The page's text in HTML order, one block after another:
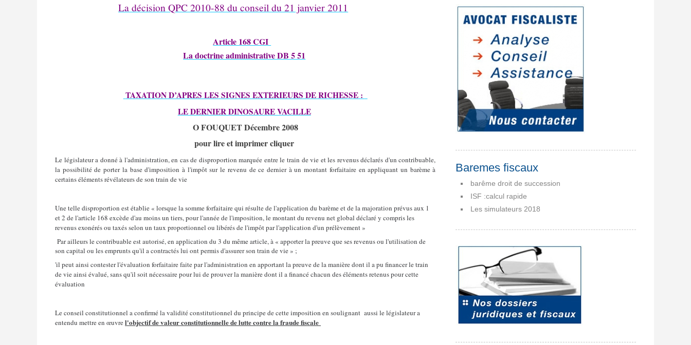
La décision QPC 2010-88 du conseil du 21 janvier 2011
Article 168 CGI
La doctrine administrative DB 5 51
TAXATION D’APRES LES SIGNES EXTERIEURS DE RICHESSE :
LE DERNIER DINOSAURE VACILLE
O FOUQUET Décembre 2008
pour lire et imprimer cliquer
Le législateur a donné à l'administration, en cas de disproportion marquée entre le train de vie et les revenus déclarés d'un contribuable,
la possibilité de porter la base d'imposition à l'impôt sur le revenu de ce dernier à un montant forfaitaire en appliquant un barème à
certains éléments révélateurs de son train de vie
Une telle disproportion est établie « lorsque la somme forfaitaire qui résulte de l'application du barème et de la majoration prévus aux 1
et 2 de l'article 168 excède d'au moins un tiers, pour l'année de l'imposition, le montant du revenu net global déclaré y compris les
revenus exonérés ou taxés selon un taux proportionnel ou libérés de l'impôt par l'application d'un prélèvement »
Par ailleurs le contribuable est autorisé, en application du 3 du même article, à « apporter la preuve que ses revenus ou l'utilisation de
son capital ou les emprunts qu'il a contractés lui ont permis d'assurer son train de vie » ;
'il peut ainsi contester l'évaluation forfaitaire faite par l'administration en apportant la preuve de la manière dont il a pu financer le train
de vie ainsi évalué, sans qu'il soit nécessaire pour lui de prouver la manière dont il a financé chacun des éléments retenus pour cette
évaluation
Le conseil constitutionnel a confirmé la validité constitutionnel du principe de cette imposition en soulignant aussi le législateur a
entendu mettre en œuvrel'objectif de valeur constitutionnelle de lutte contre la fraude fiscale
Baremes fiscaux
barême droit de succession
ISF :calcul rapide
Les simulateurs 2018